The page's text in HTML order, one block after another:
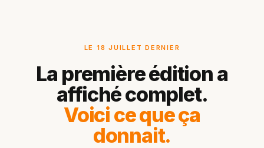
LE 18 JUILLET DERNIER
La première édition a
affiché complet.
Voici ce que ça
donnait.